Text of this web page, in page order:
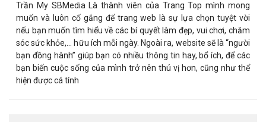
Trần My SBMedia Là thành viên của Trang Top mình mong
muốn và luôn cố gắng để trang web là sự lựa chọn tuyệt vời
nếu bạn muốn tìm hiểu về các bí quyết làm đẹp, vui chơi, chăm
sóc sức khỏe,… hữu ích mỗi ngày. Ngoài ra, website sẽ là “người
bạn đồng hành” giúp bạn có nhiều thông tin hay, bổ ích, để các
bạn biến cuộc sống của mình trở nên thú vị hơn, cũng như thể
hiện được cá tính